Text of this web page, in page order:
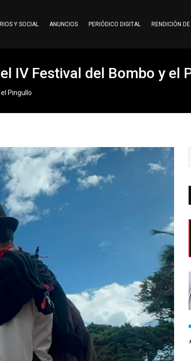
Y SOCIAL ANUNCIOS PERIÓDICO DIGITAL RENDICIÓN
IV Festival del Bombo y el
Pingullo